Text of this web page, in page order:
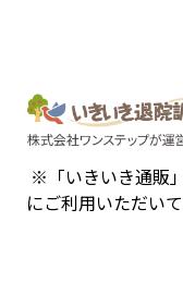
※「いきいき通販
にご利用いただい